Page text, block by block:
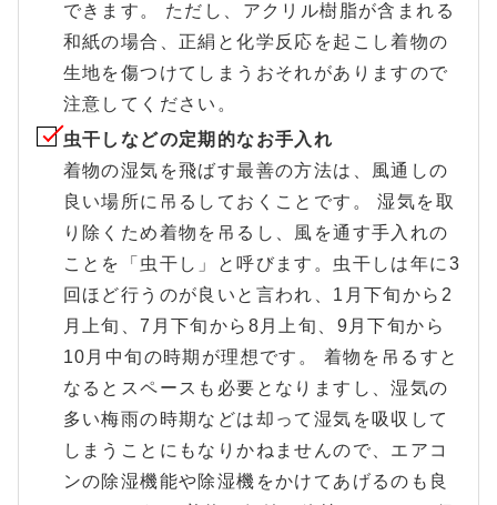
できます。 ただし、アクリル樹脂が含まれる
和紙の場合、正絹と化学反応を起こし着物の
生地を傷つけてしまうおそれがありますので
注意してください。
虫干しなどの定期的なお手入れ
着物の湿気を飛ばす最善の方法は、風通しの
良い場所に吊るしておくことです。 湿気を取
り除くため着物を吊るし、風を通す手入れの
ことを「虫干し」と呼びます。虫干しは年に3
回ほど行うのが良いと言われ、1月下旬から2
月上旬、7月下旬から8月上旬、9月下旬から
10月中旬の時期が理想です。 着物を吊るすと
なるとスペースも必要となりますし、湿気の
多い梅雨の時期などは却って湿気を吸収して
しまうことにもなりかねませんので、エアコ
ンの除湿機能や除湿機をかけてあげるのも良